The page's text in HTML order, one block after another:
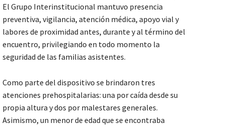
El Grupo Interinstitucional mantuvo presencia
preventiva, vigilancia, atención médica, apoyo vial y
labores de proximidad antes, durante y al término del
encuentro, privilegiando en todo momento la
seguridad de las familias asistentes.
Como parte del dispositivo se brindaron tres
atenciones prehospitalarias: una por caída desde su
propia altura y dos por malestares generales.
Asimismo, un menor de edad que se encontraba